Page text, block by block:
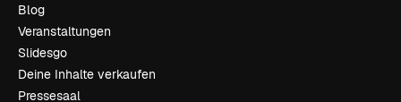
Blog
Veranstaltungen
Slidesgo
Deine Inhalte verkaufen
Pressesaal